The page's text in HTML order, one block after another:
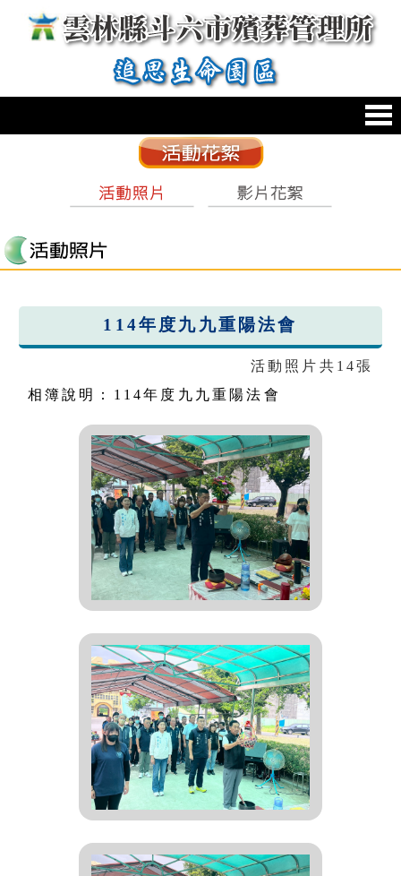
跳到主要內容區塊
114年度九九重陽法會
活動照片共14張
相簿說明：114年度九九重陽法會